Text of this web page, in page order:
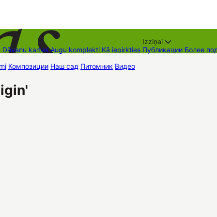
Dāvanu kartes Augu komplekti Kā iepirkties
Izziņai
Публикации Более
Композиции Наш сад Питомник Видео